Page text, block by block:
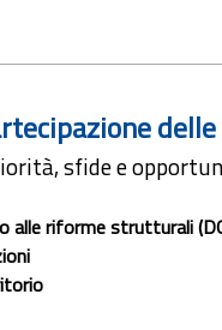
sfide e
alle riforme strutturali